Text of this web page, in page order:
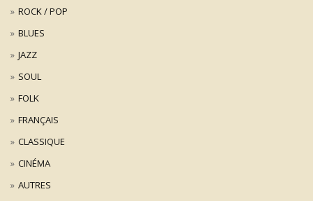
ROCK / POP
BLUES
JAZZ
SOUL
FOLK
FRANÇAIS
CLASSIQUE
CINÉMA
AUTRES